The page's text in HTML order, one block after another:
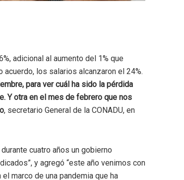
adicional al aumento del 1% que
los salarios alcanzaron el 24%.
para ver cuál ha sido la pérdida
Y otra en el mes de febrero que nos
, secretario General de la CONADU, en
cuatro años un gobierno
y agregó “este año venimos con
marco de una pandemia que ha